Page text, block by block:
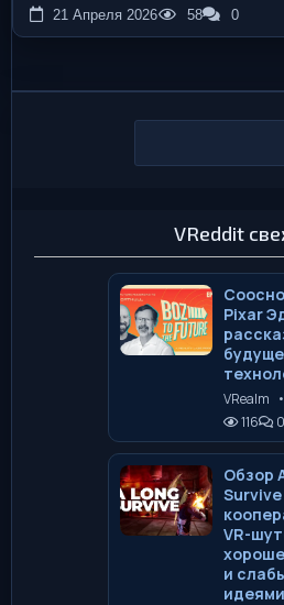
21 Апреля 2026 58 0
VReddit
Pixar
VRealm •
116
0
Обзор
VR-
и
идеями